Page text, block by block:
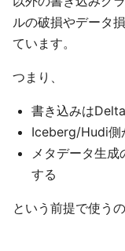
ルの破損やデータ
ています。
つまり、
書き込みは
Iceberg/Hudi側
メタデータ生
する
という前提で使う